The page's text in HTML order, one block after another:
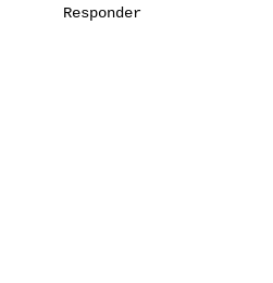
Responder